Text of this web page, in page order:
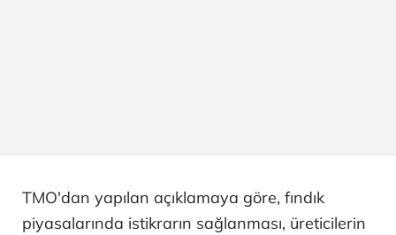
TMO'dan yapılan açıklamaya göre, fındık
piyasalarında istikrarın sağlanması, üreticilerin